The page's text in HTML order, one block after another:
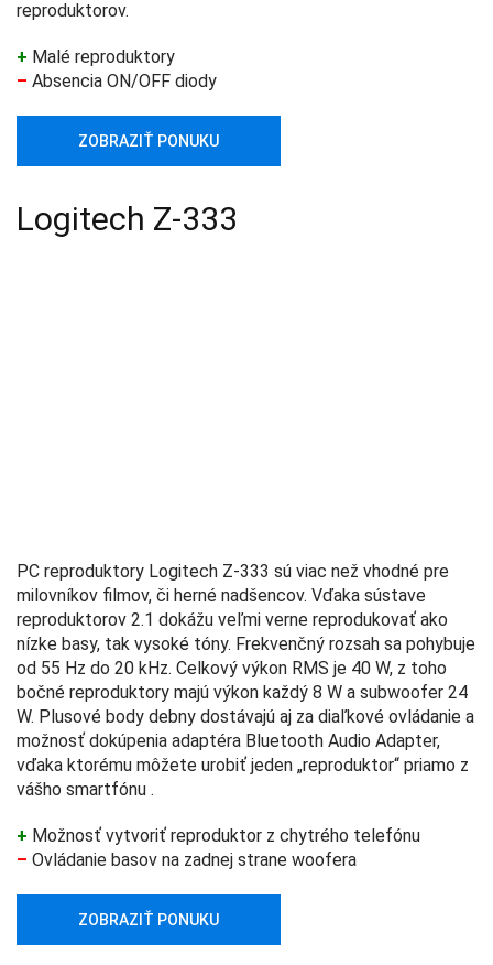
reproduktorov.
+ Malé reproduktory
– Absencia ON/OFF diody
ZOBRAZIŤ PONUKU
Logitech Z-333
PC reproduktory Logitech Z-333 sú viac než vhodné pre
milovníkov filmov, či herné nadšencov. Vďaka sústave
reproduktorov 2.1 dokážu veľmi verne reprodukovať ako
nízke basy, tak vysoké tóny. Frekvenčný rozsah sa pohybuje
od 55 Hz do 20 kHz. Celkový výkon RMS je 40 W, z toho
bočné reproduktory majú výkon každý 8 W a subwoofer 24
W. Plusové body debny dostávajú aj za diaľkové ovládanie a
možnosť dokúpenia adaptéra Bluetooth Audio Adapter,
vďaka ktorému môžete urobiť jeden „reproduktor“ priamo z
vášho smartfónu .
+ Možnosť vytvoriť reproduktor z chytrého telefónu
– Ovládanie basov na zadnej strane woofera
ZOBRAZIŤ PONUKU